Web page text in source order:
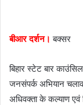
l
बीआर दर्शन। बक्सर
बिहार स्टेट बार
जनसंपर्क अभियान
अधिवक्ता के कल्याण एवं